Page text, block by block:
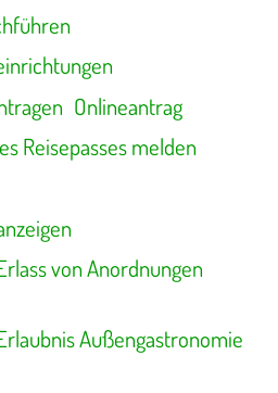
Onlineantrag
Reisepasses melden
von Anordnungen
Außengastronomie